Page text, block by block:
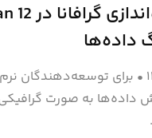
داده‌ها
• برای توسعه‌دهندگان
داده‌ها به صورت